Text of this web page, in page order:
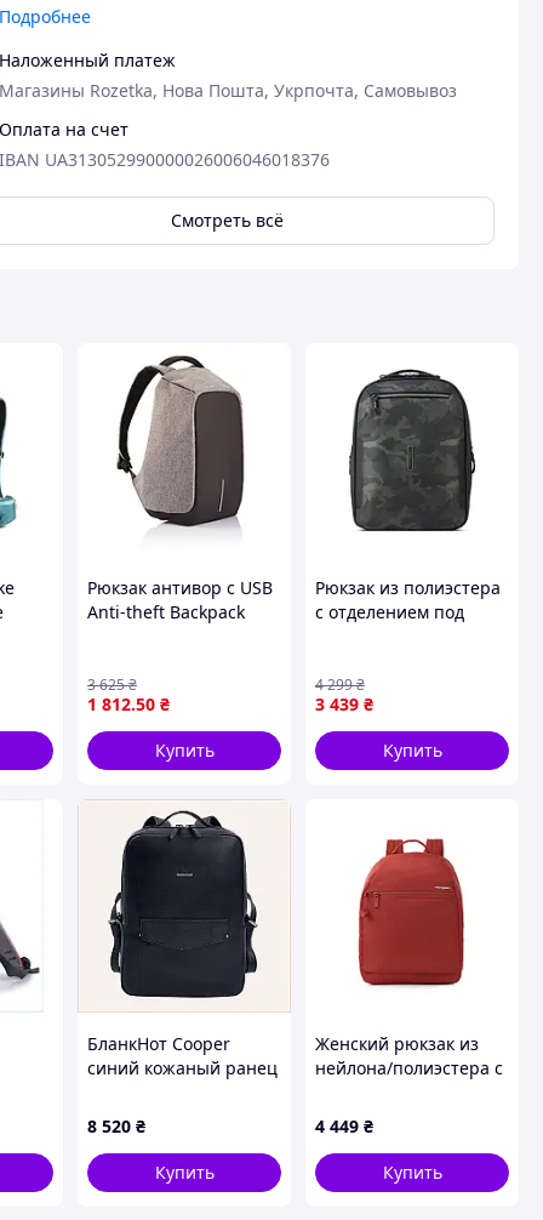
Подробнее
Наложенный платеж
Магазины Rozetka, Нова Пошта, Укрпочта, Самовывоз
Оплата на счет
IBAN UA313052990000026006046018376
Смотреть всё
Рюкзак антивор с USB
Anti-theft Backpack
1 812.50 ₴
3 625₴
Купить
Рюкзак из полиэстера
с отделением под
3 439 ₴
4 299₴
Купить
БланкНот Cooper
синий кожаный ранец
ET86036P10
8 520 ₴
Купить
Женский рюкзак из
нейлона/полиэстера с
планшета Inner City
Hedgren hic11l/906
4 449 ₴
Купить